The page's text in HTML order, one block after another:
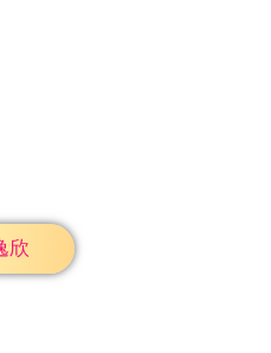
欣